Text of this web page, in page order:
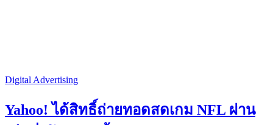
Digital Advertising
Yahoo! ได้สิทธิ์ถ่ายทอดสดเกม NFL ผ่าน